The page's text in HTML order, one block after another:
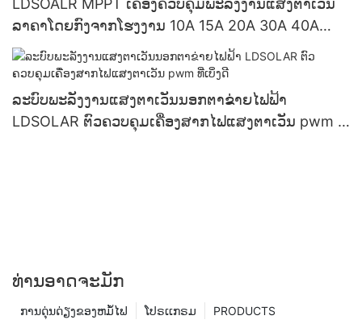
LDSOALR MPPT ເຄື່ອງຄວບຄຸມພະລັງງານແສງຕາເວັນ
ລາຄາໂດຍກົງຈາກໂຮງງານ 10A 15A 20A 30A 40A
60A 12V/24V ລະບົບ ຮອງຮັບ OEM
ລະບົບພະລັງງານແສງຕາເວັນນອກຕາຂ່າຍໄຟຟ້າ
LDSOLAR ຕົວຄວບຄຸມເຄື່ອງສາກໄຟແສງຕາເວັນ pwm ທີ່
ທ່ານອາດຈະມັກ
PRODUCTS
ໂປຣເເກຣມ
ການດຸ່ນດ່ຽງຂອງຫມໍ້ໄຟ